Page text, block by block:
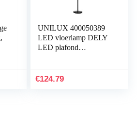
UNILUX 400050389
LED vloerlamp DELY
LED plafond
zwart
€124.79